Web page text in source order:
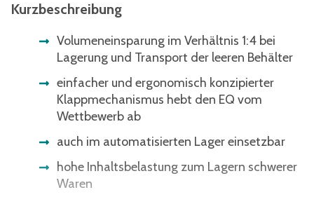
Kurzbeschreibung
Volumeneinsparung im Verhältnis 1:4 bei
Lagerung und Transport der leeren Behälter
einfacher und ergonomisch konzipierter
Klappmechanismus hebt den EQ vom
Wettbewerb ab
auch im automatisierten Lager einsetzbar
hohe Inhaltsbelastung zum Lagern schwerer
Waren